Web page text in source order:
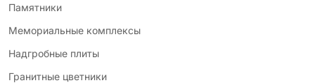
Памятники
Мемориальные комплексы
Надгробные плиты
Гранитные цветники